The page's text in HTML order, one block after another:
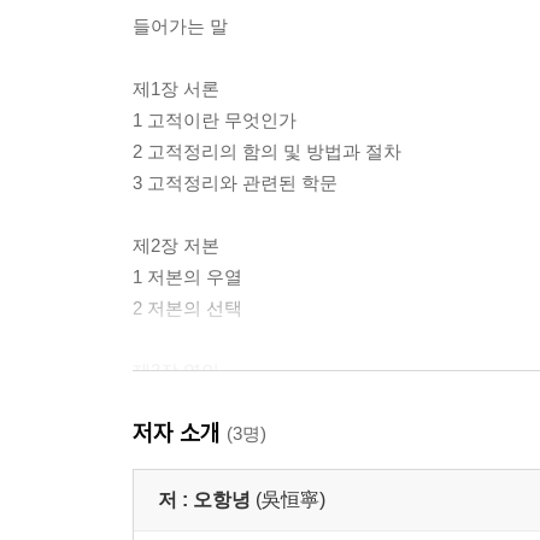
들어가는 말
제1장 서론
1 고적이란 무엇인가
2 고적정리의 함의 및 방법과 절차
3 고적정리와 관련된 학문
제2장 저본
1 저본의 우열
2 저본의 선택
제3장 영인
2 영인의 방법
제4장 교감
저자 소개 (3명)
저 : 오항녕 (吳恒寧)